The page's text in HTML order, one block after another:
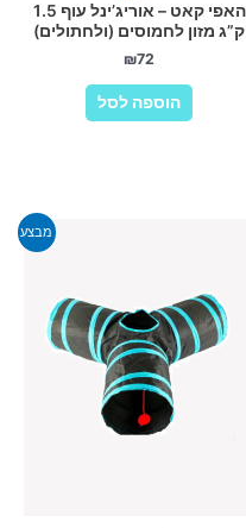
האפי קאט – אוריג’ינל עוף 1.5
ק”ג מזון לחמוסים (ולחתולים)
₪72
הוספה לסל
מבצע